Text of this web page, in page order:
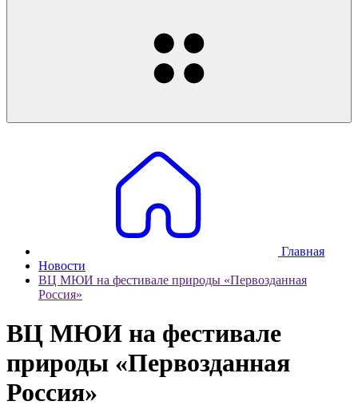
Главная
Новости
ВЦ МЮИ на фестивале природы «Первозданная
Россия»
ВЦ МЮИ на фестивале
природы «Первозданная
Россия»